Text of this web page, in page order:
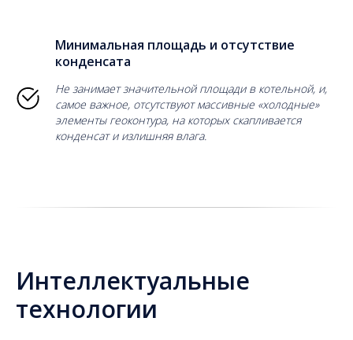
Минимальная площадь и отсутствие
конденсата
Не занимает значительной площади в котельной, и,
самое важное, отсутствуют массивные «холодные»
элементы геоконтура, на которых скапливается
конденсат и излишняя влага.
Интеллектуальные
технологии